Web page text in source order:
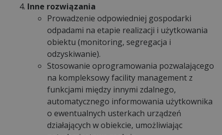
Inne rozwiązania
Prowadzenie odpowiedniej gospodarki
odpadami na etapie realizacji i użytkowania
obiektu (monitoring, segregacja i
odzyskiwanie).
Stosowanie oprogramowania pozwalającego
na kompleksowy facility management z
funkcjami między innymi zdalnego,
automatycznego informowania użytkownika
o ewentualnych usterkach urządzeń
działających w obiekcie, umożliwiając